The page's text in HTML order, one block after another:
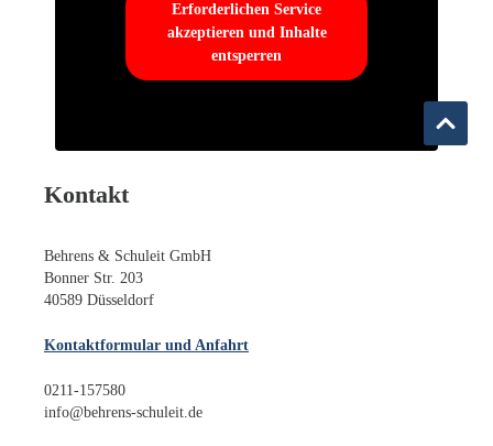
Erforderlichen Service
akzeptieren und Inhalte
entsperren
Kontakt
Behrens & Schuleit GmbH
Bonner Str. 203
40589 Düsseldorf
Kontaktformular und Anfahrt
0211-157580
info@behrens-schuleit.de